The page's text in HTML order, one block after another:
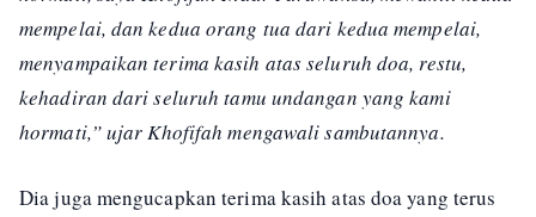
mempelai, dan kedua orang tua dari kedua mempelai,
menyampaikan terima kasih atas seluruh doa, restu,
kehadiran dari seluruh tamu undangan yang kami
hormati,” ujar Khofifah mengawali sambutannya.
Dia juga mengucapkan terima kasih atas doa yang terus